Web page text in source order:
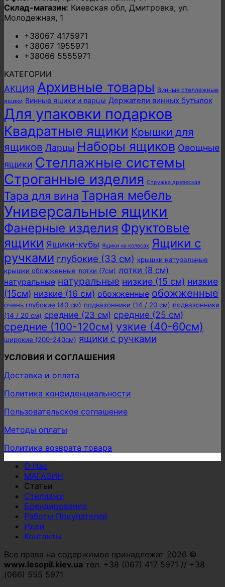
Склад-магазин: Киевская обл, Дмитровка, ул.
Молодежная, 1
+38067 4175971
+38067 1955971
+38066 5555971
КАТЕГОРИИ
АКЦИЯ Архивные товары Винные стеллажные
ящики Винные ящики и ларцы Держатели винных бутылок
Для упаковки подарков
Квадратные ящики Крышки для
ящиков Ларцы Наборы ящиков Овощные
ящики Стеллажные системы
Строганные изделия Стружка древесная
Тара для вина Тарная мебель
Универсальные ящики
Фанерные изделия Фруктовые
ящики Ящики-кубы Ящики на колесах Ящики с
ручками глубокие (33 см) крышки натуральные
крышки обожженные лотки (7см) лотки (8 см)
натуральные натуральные низкие (15 см) низкие
(15см) низкие (16 см) обожженные обожженные
очень глубокие (40 см) подвазонники (14 / 20 см) подвазонники
(14 / 20 см) средние (23 см) средние (25 см)
средние (100-120см) узкие (40-60см)
широкие (200-240см) ящики с ручками
УСЛОВИЯ И СОГЛАШЕНИЯ
Доставка и оплата
Политика конфиденциальности
Пользовательское соглашение
Методы оплаты
Политика возврата товара
О Нас
МАГАЗИН
Статьи
Стеллажи
Брендирование
Работы Покупателей
Идеи
Контакты
Все права на содержимое принадлежат 2026 ©
www.lesopil.kiev.ua тел. +38 (067) 417 5971 // +38
(066) 555 5971